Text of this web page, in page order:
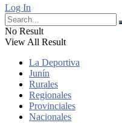
Log In
No Result
View All Result
La Deportiva
Junín
Rurales
Regionales
Provinciales
Nacionales